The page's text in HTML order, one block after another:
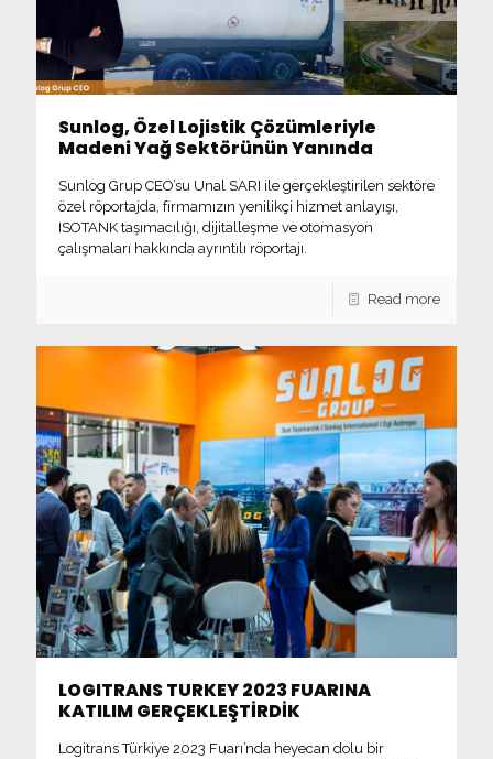
Sunlog, Özel Lojistik Çözümleriyle
Madeni Yağ Sektörünün Yanında
Sunlog Grup CEO’su Unal SARI ile gerçekleştirilen sektöre
özel röportajda, firmamızın yenilikçi hizmet anlayışı,
ISOTANK taşımacılığı, dijitalleşme ve otomasyon
çalışmaları hakkında ayrıntılı röportajı.
Read more
LOGITRANS TURKEY 2023 FUARINA
KATILIM GERÇEKLEŞTİRDİK
Logitrans Türkiye 2023 Fuarı’nda heyecan dolu bir